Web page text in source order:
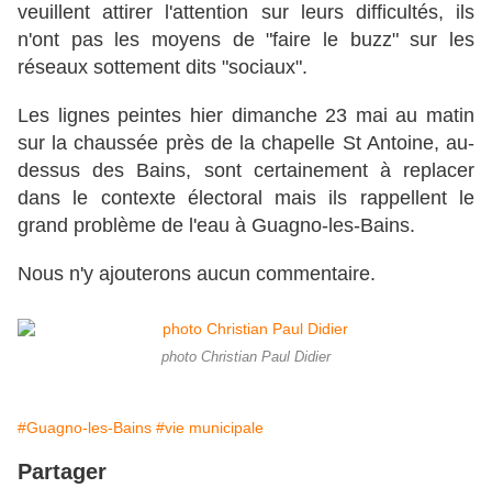
veuillent attirer l'attention sur leurs difficultés, ils
n'ont pas les moyens de "faire le buzz" sur les
réseaux sottement dits "sociaux".
Les lignes peintes hier dimanche 23 mai au matin
sur la chaussée près de la chapelle St Antoine, au-
dessus des Bains, sont certainement à replacer
dans le contexte électoral mais ils rappellent le
grand problème de l'eau à Guagno-les-Bains.
Nous n'y ajouterons aucun commentaire.
photo Christian Paul Didier
#Guagno-les-Bains #vie municipale
Partager